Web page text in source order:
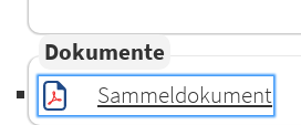
Dokumente
Sammeldokument